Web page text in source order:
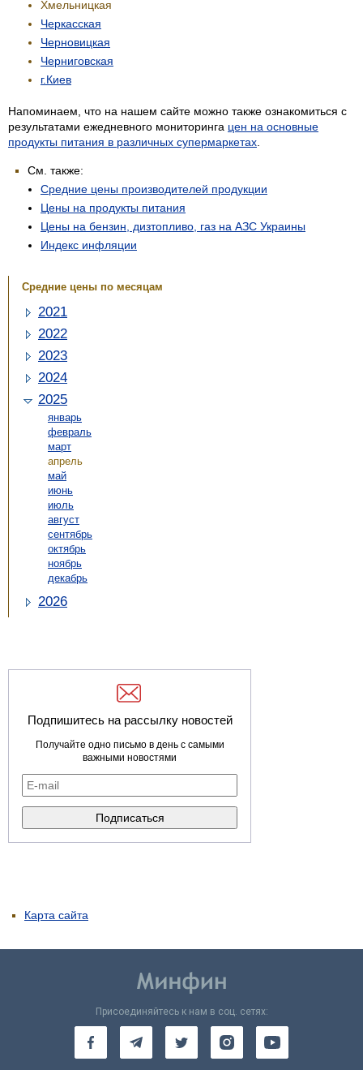
Хмельницкая
Черкасская
Черновицкая
Черниговская
г.Киев
Напоминаем, что на нашем сайте можно также ознакомиться с
результатами ежедневного мониторинга цен на основные
продукты питания в различных супермаркетах
См. также:
Средние цены производителей продукции
Цены на продукты питания
Цены на бензин, дизтопливо, газ на АЗС Украины
Индекс инфляции
Средние цены по месяцам
2021
2022
2023
2024
2025
январь
февраль
март
апрель
май
июнь
июль
август
сентябрь
октябрь
ноябрь
декабрь
2026
Подпишитесь на рассылку новостей
Получайте одно письмо в день с самыми
важными новостями
Карта сайта
Присоединяйтесь к нам в соц. сетях: